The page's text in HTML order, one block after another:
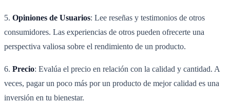
5. Opiniones de Usuarios: Lee reseñas y testimonios de otros
consumidores. Las experiencias de otros pueden ofrecerte una
perspectiva valiosa sobre el rendimiento de un producto.
6. Precio: Evalúa el precio en relación con la calidad y cantidad. A
veces, pagar un poco más por un producto de mejor calidad es una
inversión en tu bienestar.